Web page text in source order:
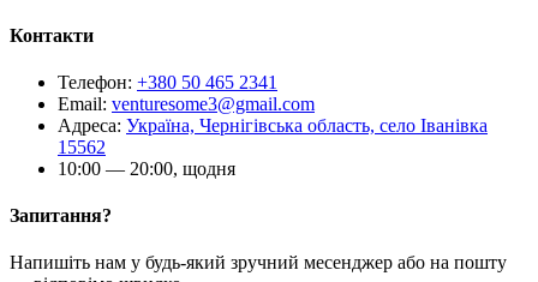
Контакти
Телефон: +380 50 465 2341
Email: venturesome3@gmail.com
Адреса: Україна, Чернігівська область, село Іванівка
15562
10:00 — 20:00, щодня
Запитання?
Напишіть нам у будь-який зручний месенджер або на пошту